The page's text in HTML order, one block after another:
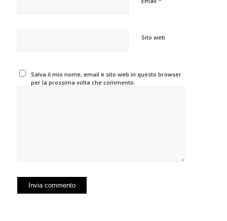
Sito web
Salva il mio nome, email e sito web in questo browser
per la prossima volta che commento.